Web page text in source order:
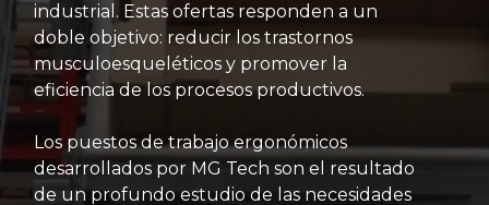
industrial. Estas ofertas responden a un
doble objetivo: reducir los trastornos
musculoesqueléticos y promover la
eficiencia de los procesos productivos.
Los puestos de trabajo ergonómicos
desarrollados por MG Tech son el resultado
de un profundo estudio de las necesidades